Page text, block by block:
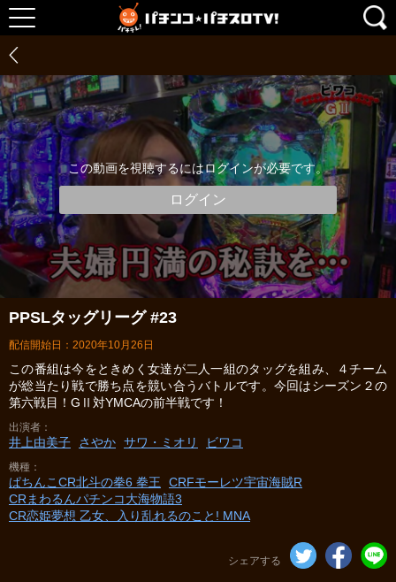
この動画を視聴するにはログインが必要です。
ログイン
PPSLタッグリーグ #23
配信開始日：2020年10月26日
この番組は今をときめく女達が二人一組のタッグを組み、４チーム
が総当たり戦で勝ち点を競い合うバトルです。今回はシーズン２の
第六戦目！GⅡ対YMCAの前半戦です！
出演者
井上由美子 さやか サワ・ミオリ ビワコ
機種
ぱちんこCR北斗の拳6 拳王
CRFモーレツ宇宙海賊R
CRまわるんパチンコ大海物語3
CR恋姫夢想 乙女、入り乱れるのこと! MNA
シェアする